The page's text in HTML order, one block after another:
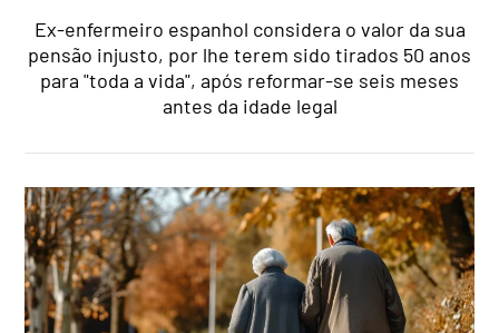
Ex-enfermeiro espanhol considera o valor da sua
pensão injusto, por lhe terem sido tirados 50 anos
para "toda a vida", após reformar-se seis meses
antes da idade legal